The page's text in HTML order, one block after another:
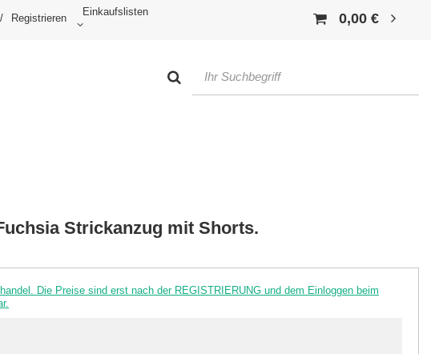
/ Registrieren
Einkaufslisten 0,00 €
Strickanzug mit Shorts.
Die Preise sind erst nach der REGISTRIERUNG und dem Einloggen beim